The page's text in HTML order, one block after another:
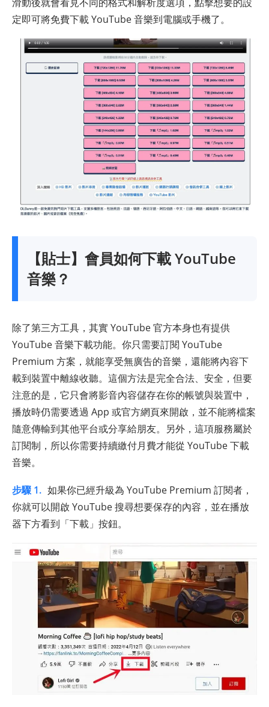
定即可將免費下載 YouTube 音樂到電腦或手機了。
【貼士】會員如何下載 YouTube
音樂？
除了第三方工具，其實 YouTube 官方本身也有提供
YouTube 音樂下載功能。你只需要訂閱 YouTube
Premium 方案，就能享受無廣告的音樂，還能將內容下
載到裝置中離線收聽。這個方法是完全合法、安全，但要
注意的是，它只會將影音內容儲存在你的帳號與裝置中，
播放時仍需要透過 App 或官方網頁來開啟，並不能將檔案
隨意傳輸到其他平台或分享給朋友。另外，這項服務屬於
訂閱制，所以你需要持續繳付月費才能從 YouTube 下載
音樂。
步驟 1. 如果你已經升級為 YouTube Premium 訂閱者，
你就可以開啟 YouTube 搜尋想要保存的內容，並在播放
器下方看到「下載」按鈕。